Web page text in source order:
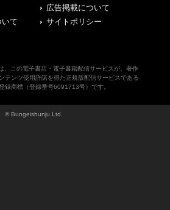
広告掲載について
て
サイトポリシー
、この電子書店・電子書籍配信サービスが、著作
テンツ使用許諾を得た正規版配信サービスである
録商標（登録番号6091713号）です。
© Bungeishunju Ltd.